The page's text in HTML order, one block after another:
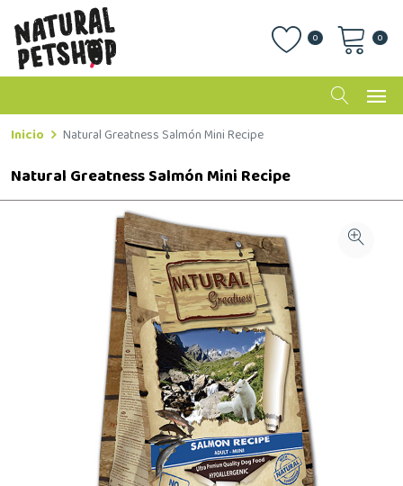
0 0
Inicio Natural Greatness Salmón Mini Recipe
Natural Greatness Salmón Mini Recipe